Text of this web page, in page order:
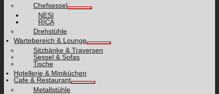
Chefsessel
NESI
RICA
Drehstühle
Wartebereich & Lounge
Sitzbänke & Traversen
Sessel & Sofas
Tische
Hotellerie & Miniküchen
Cafe & Restaurant
Metallstühle